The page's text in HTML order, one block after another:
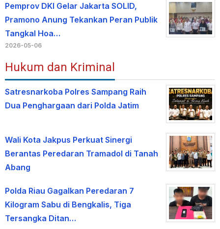
Pemprov DKI Gelar Jakarta SOLID,
Pramono Anung Tekankan Peran Publik
Tangkal Hoa…
2026-05-06
Hukum dan Kriminal
Satresnarkoba Polres Sampang Raih
Dua Penghargaan dari Polda Jatim
Wali Kota Jakpus Perkuat Sinergi
Berantas Peredaran Tramadol di Tanah
Abang
Polda Riau Gagalkan Peredaran 7
Kilogram Sabu di Bengkalis, Tiga
Tersangka Ditan…